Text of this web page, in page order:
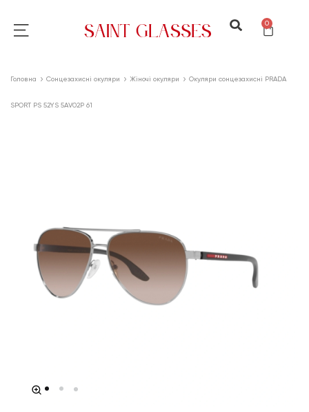
0
Головна Сонцезахисні окуляри Жіночі окуляри Окуляри сонцезахисні PRADA
SPORT PS 52YS 5AV02P 61